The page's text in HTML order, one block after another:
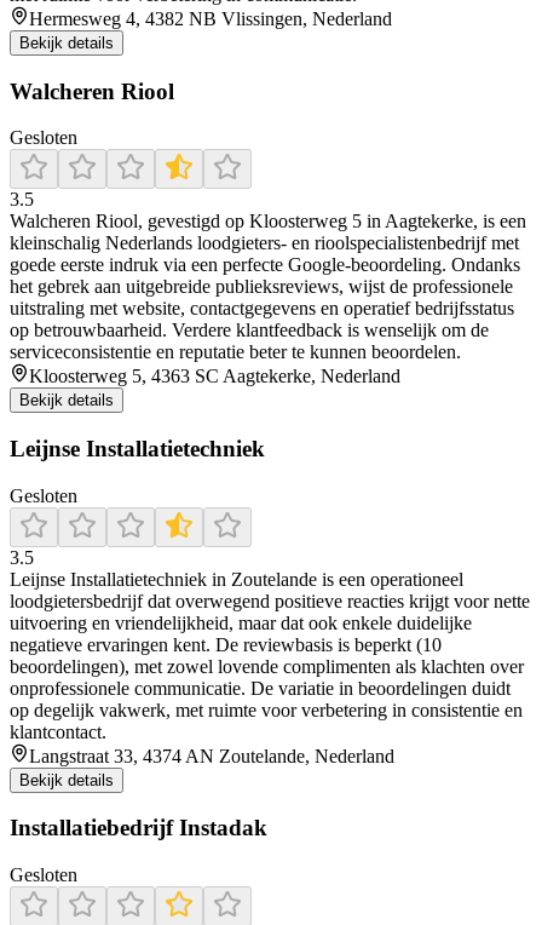
Hermesweg 4, 4382 NB Vlissingen, Nederland
Bekijk details
Walcheren Riool
Gesloten
3.5
Walcheren Riool, gevestigd op Kloosterweg 5 in Aagtekerke, is een
kleinschalig Nederlands loodgieters- en rioolspecialistenbedrijf met
goede eerste indruk via een perfecte Google-beoordeling. Ondanks
het gebrek aan uitgebreide publieksreviews, wijst de professionele
uitstraling met website, contactgegevens en operatief bedrijfsstatus
op betrouwbaarheid. Verdere klantfeedback is wenselijk om de
serviceconsistentie en reputatie beter te kunnen beoordelen.
Kloosterweg 5, 4363 SC Aagtekerke, Nederland
Bekijk details
Leijnse Installatietechniek
Gesloten
3.5
Leijnse Installatietechniek in Zoutelande is een operationeel
loodgietersbedrijf dat overwegend positieve reacties krijgt voor nette
uitvoering en vriendelijkheid, maar dat ook enkele duidelijke
negatieve ervaringen kent. De reviewbasis is beperkt (10
beoordelingen), met zowel lovende complimenten als klachten over
onprofessionele communicatie. De variatie in beoordelingen duidt
op degelijk vakwerk, met ruimte voor verbetering in consistentie en
klantcontact.
Langstraat 33, 4374 AN Zoutelande, Nederland
Bekijk details
Installatiebedrijf Instadak
Gesloten